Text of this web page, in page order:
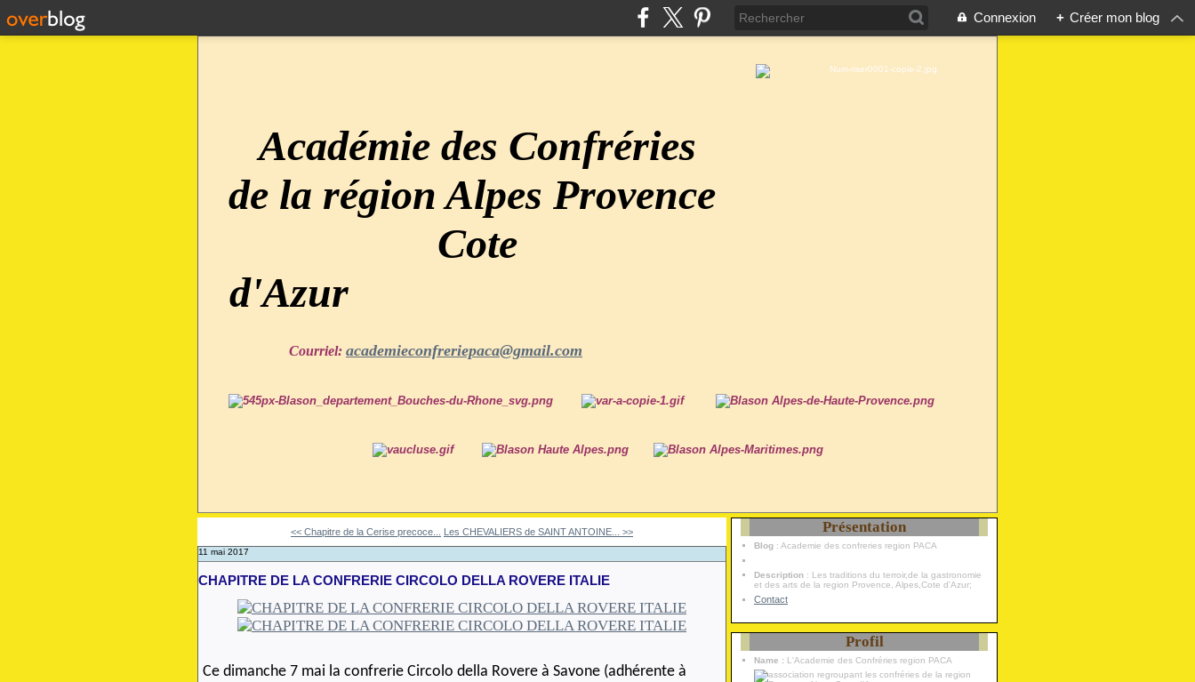
Connexion + Créer mon blog
Académie des Confréries
de la région Alpes Provence
Cote
d'Azur
Courriel: academieconfreriepaca@gmail.com
<< Chapitre de la Cerise precoce... Les CHEVALIERS de SAINT ANTOINE... >>
11 mai 2017
CHAPITRE DE LA CONFRERIE CIRCOLO DELLA ROVERE ITALIE
Ce dimanche 7 mai la confrerie Circolo della Rovere à Savone (adhérente à
Présentation
Blog : Academie des confreries region PACA
Description : Les traditions du terroir,de la gastronomie
et des arts de la region Provence, Alpes,Cote d'Azur;
Contact
Profil
Name : L'Academie des Confréries region PACA